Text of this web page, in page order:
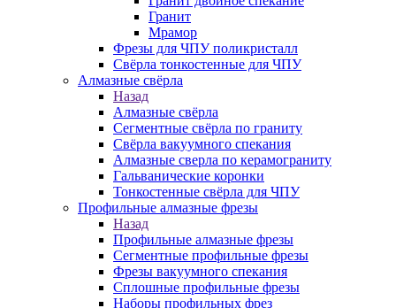
Гранит
Мрамор
Фрезы для ЧПУ поликристалл
Свёрла тонкостенные для ЧПУ
Алмазные свёрла
Назад
Алмазные свёрла
Сегментные свёрла по граниту
Свёрла вакуумного спекания
Алмазные сверла по керамограниту
Гальванические коронки
Тонкостенные свёрла для ЧПУ
Профильные алмазные фрезы
Назад
Профильные алмазные фрезы
Сегментные профильные фрезы
Фрезы вакуумного спекания
Сплошные профильные фрезы
Наборы профильных фрез